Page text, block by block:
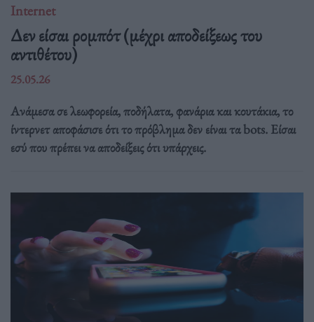
Internet
Δεν είσαι ρομπότ (μέχρι αποδείξεως του
αντιθέτου)
25.05.26
Ανάμεσα σε λεωφορεία, ποδήλατα, φανάρια και κουτάκια, το
ίντερνετ αποφάσισε ότι το πρόβλημα δεν είναι τα bots. Είσαι
εσύ που πρέπει να αποδείξεις ότι υπάρχεις.